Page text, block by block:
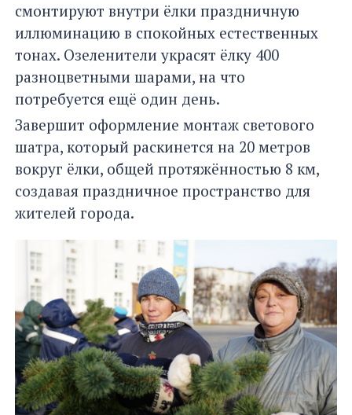
смонтируют внутри ёлки праздничную
иллюминацию в спокойных естественных
тонах. Озеленители украсят ёлку 400
разноцветными шарами, на что
потребуется ещё один день.
Завершит оформление монтаж светового
шатра, который раскинется на 20 метров
вокруг ёлки, общей протяжённостью 8 км,
создавая праздничное пространство для
жителей города.